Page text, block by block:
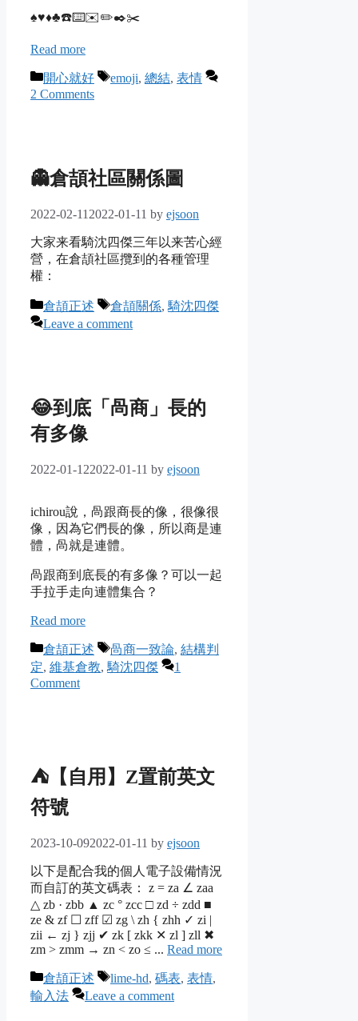
♠️♥️♦️♣️☎️⌨️✉️✏️✒️✂️
Read more
Categories
開心就好 Tags
emoji, 總結, 表情
2 Comments
👻倉頡社區關係圖
2022-02-11 2022-01-11 by ejsoon
大家来看騎沈四傑三年以来苦心經
營，在倉頡社區攬到的各種管理
權：
Categories
倉頡正述 Tags
倉頡關係, 騎沈四傑
Leave a comment
😂到底「咼商」長的
有多像
2022-01-122022-01-11 by ejsoon
ichirou說，咼跟商長的像，很像很
像，因為它們長的像，所以商是連
體，咼就是連體。
咼跟商到底長的有多像？可以一起
手拉手走向連體集合？
Read more
Categories
倉頡正述 Tags
咼商一致論, 結構判
定, 維基倉教, 騎沈四傑
1
Comment
⛺【自用】Z置前英文
符號
2023-10-092022-01-11 by ejsoon
以下是配合我的個人電子設備情況
而自訂的英文碼表： z = za ∠ zaa
△ zb · zbb ▲ zc ° zcc □ zd ÷ zdd ■
ze & zf ☐ zff ☑ zg \ zh { zhh ✓ zi |
zii ← zj } zjj ✔ zk [ zkk ✕ zl ] zll ✖
zm > zmm → zn < zo ≤ ... Read more
Categories
倉頡正述 Tags
lime-hd, 碼表, 表情,
輸入法
Leave a comment